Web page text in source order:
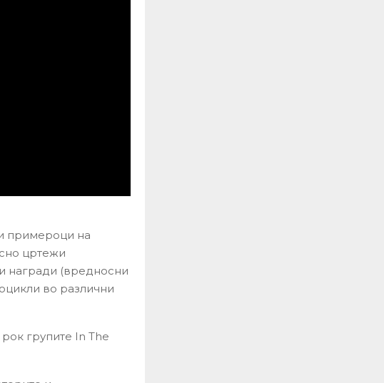
примероци на
цртежи
награди (вредносни
во различни
групите In The